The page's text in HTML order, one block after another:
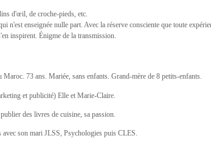
d'œil, de croche-pieds, etc.
n'est enseignée nulle part. Avec la réserve consciente que toute
inspirent. Énigme de la transmission.
Maroc. 73 ans. Mariée, sans enfants. Grand-mère de 8 petits-enfants.
et publicité) Elle et Marie-Claire.
des livres de cuisine, sa passion.
avec son mari JLSS, Psychologies puis CLES.